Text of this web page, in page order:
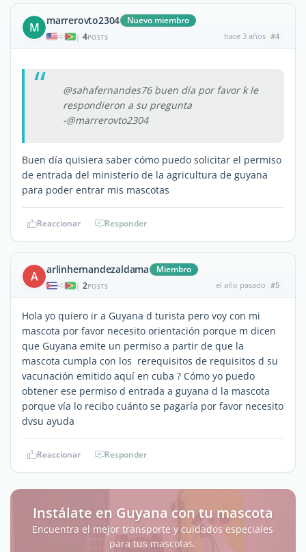
M marrerovto2304 Nuevo miembro
| 4POSTS hace 3 años #4
@sahafernandes76 buen día por favor k le
respondieron a su pregunta
-@marrerovto2304
Buen día quisiera saber cómo puedo solicitar el permiso
de entrada del ministerio de la agricultura de guyana
para poder entrar mis mascotas
Reaccionar Responder
A arlinhernandezaldama Miembro
| 2POSTS el año pasado #5
Hola yo quiero ir a Guyana d turista pero voy con mi
mascota por favor necesito orientación porque m dicen
que Guyana emite un permiso a partir de que la
mascota cumpla con los rerequisitos de requisitos d su
vacunación emitido aquí en cuba ? Cómo yo puedo
obtener ese permiso d entrada a guyana d la mascota
porque vía lo recibo cuánto se pagaría por favor necesito
dvsu ayuda
Reaccionar Responder
Instálate en Guyana con tu mascota
Encuentra el mejor transporte y cuidados especiales
para tus mascotas.